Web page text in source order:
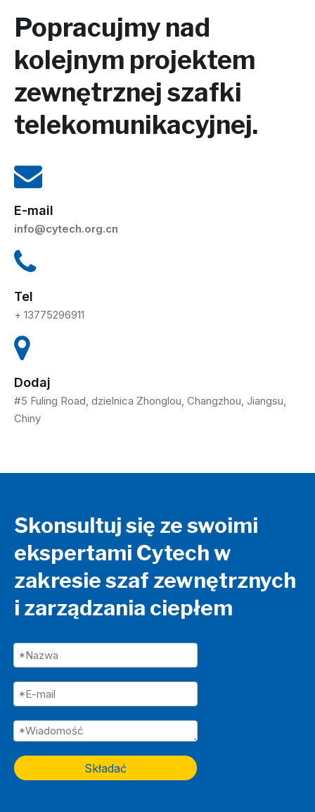
Popracujmy nad
kolejnym projektem
zewnętrznej szafki
telekomunikacyjnej.
E-mail
info@cytech.org.cn
Tel
+ 13775296911
Dodaj
#5 Fuling Road, dzielnica Zhonglou, Changzhou, Jiangsu,
Chiny
Skonsultuj się ze swoimi
ekspertami Cytech w
zakresie szaf zewnętrznych
i zarządzania ciepłem
Składać